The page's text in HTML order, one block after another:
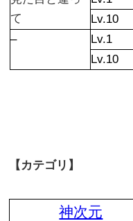
て
Lv.10
–
Lv.1
Lv.10
【カテゴリ】
神次元